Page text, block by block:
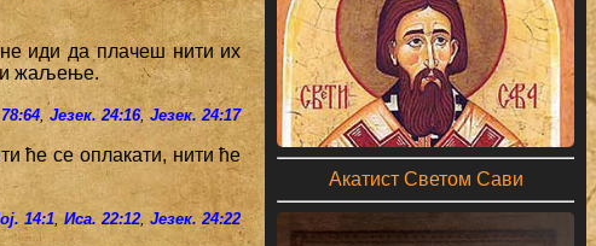
не иди да плачеш нити их
и жаљење.
,Језек. 24:16,Језек. 24:17
ће се оплакати, нити ће
14:1,Иса. 22:12,Језек. 24:22
Акатист Светом Сави